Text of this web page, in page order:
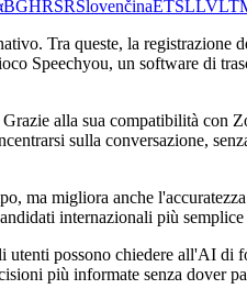
BGHRSRSlovenčinaETSLLVLT
Tra queste, la registrazione
Speechyou, un software di
alla sua compatibilità con
sulla conversazione,
ma migliora anche
internazionali più
possono chiedere all'AI di
più informate senza dover